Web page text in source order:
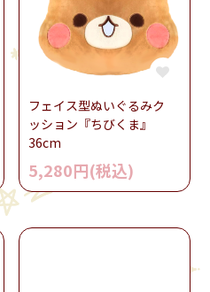
フェイス型ぬいぐるみク
ッション『ちびくま』
36cm
5,280円(税込)